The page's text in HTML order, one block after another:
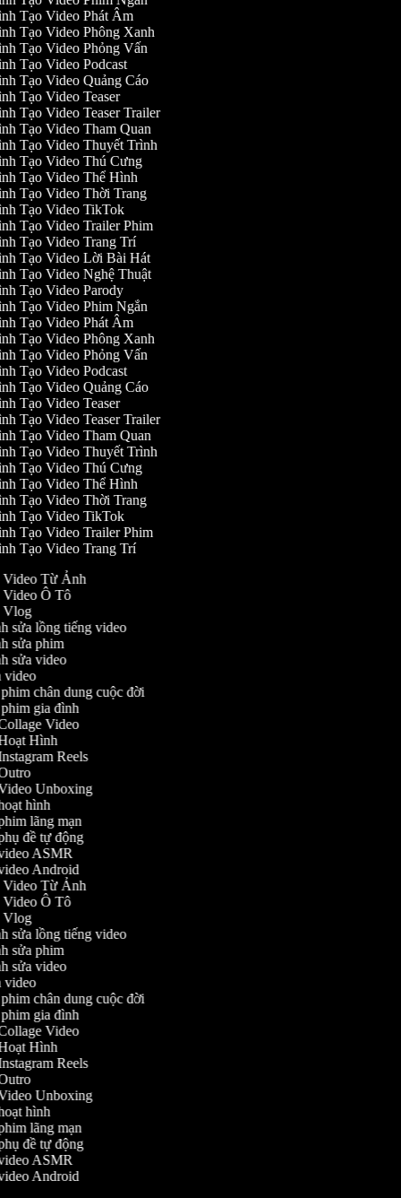
Tạo Video Phát Âm
Tạo Video Phông Xanh
Tạo Video Phỏng Vấn
Tạo Video Podcast
Tạo Video Quảng Cáo
Tạo Video Teaser
Tạo Video Teaser Trailer
Tạo Video Tham Quan
Tạo Video Thuyết Trình
Tạo Video Thú Cưng
Tạo Video Thể Hình
Tạo Video Thời Trang
Tạo Video TikTok
Tạo Video Trailer Phim
Tạo Video Trang Trí
Tạo Video Lời Bài Hát
Tạo Video Nghệ Thuật
Tạo Video Parody
Tạo Video Phim Ngắn
Tạo Video Phát Âm
Tạo Video Phông Xanh
Tạo Video Phỏng Vấn
Tạo Video Podcast
Tạo Video Quảng Cáo
Tạo Video Teaser
Tạo Video Teaser Trailer
Tạo Video Tham Quan
Tạo Video Thuyết Trình
Tạo Video Thú Cưng
Tạo Video Thể Hình
Tạo Video Thời Trang
Tạo Video TikTok
Tạo Video Trailer Phim
Tạo Video Trang Trí
Video Từ Ảnh
Video Ô Tô
Vlog
sửa lồng tiếng video
sửa phim
sửa video
video
phim chân dung cuộc đời
phim gia đình
Video
Hình
Reels
Video Unboxing
hình
lãng mạn
đề tự động
ASMR
Android
Video Từ Ảnh
Video Ô Tô
Vlog
sửa lồng tiếng video
sửa phim
sửa video
video
phim chân dung cuộc đời
phim gia đình
Video
Hình
Reels
Video Unboxing
hình
lãng mạn
đề tự động
ASMR
Android